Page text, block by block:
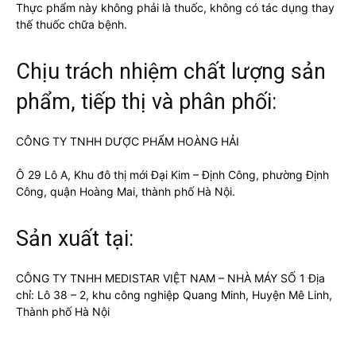
Thực phẩm này không phải là thuốc, không có tác dụng thay
thế thuốc chữa bệnh.
Chịu trách nhiệm chất lượng sản
phẩm, tiếp thị và phân phối:
CÔNG TY TNHH DƯỢC PHẨM HOÀNG HẢI
Ô 29 Lô A, Khu đô thị mới Đại Kim – Định Công, phường Định
Công, quận Hoàng Mai, thành phố Hà Nội.
Sản xuất tại:
CÔNG TY TNHH MEDISTAR VIỆT NAM – NHÀ MÁY SỐ 1 Địa
chỉ: Lô 38 – 2, khu công nghiệp Quang Minh, Huyện Mê Linh,
Thành phố Hà Nội